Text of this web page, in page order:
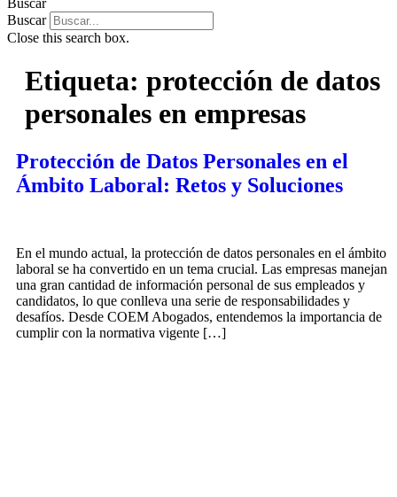
Buscar
Buscar
Close this search box.
Etiqueta: protección de datos
personales en empresas
Protección de Datos Personales en el
Ámbito Laboral: Retos y Soluciones
En el mundo actual, la protección de datos personales en el ámbito
laboral se ha convertido en un tema crucial. Las empresas manejan
una gran cantidad de información personal de sus empleados y
candidatos, lo que conlleva una serie de responsabilidades y
desafíos. Desde COEM Abogados, entendemos la importancia de
cumplir con la normativa vigente […]